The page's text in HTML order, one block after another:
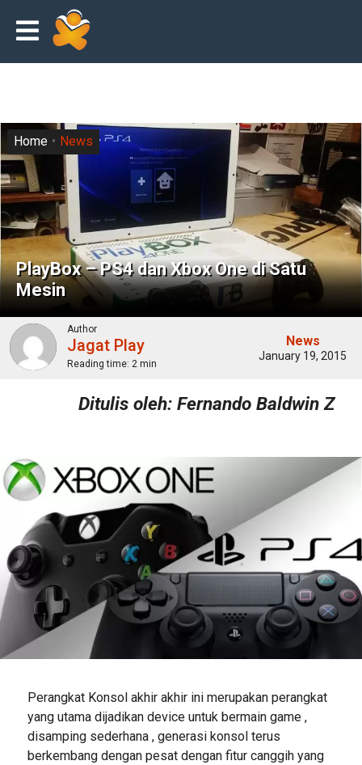
PlayBox – PS4 dan Xbox One di Satu
Mesin
Home News
Author
Jagat Play
Reading time: 2 min
News
January 19, 2015
Ditulis oleh: Fernando Baldwin Z
Perangkat Konsol akhir akhir ini merupakan perangkat
yang utama dijadikan device untuk bermain game ,
disamping sederhana , generasi konsol terus
berkembang dengan pesat dengan fitur canggih yang